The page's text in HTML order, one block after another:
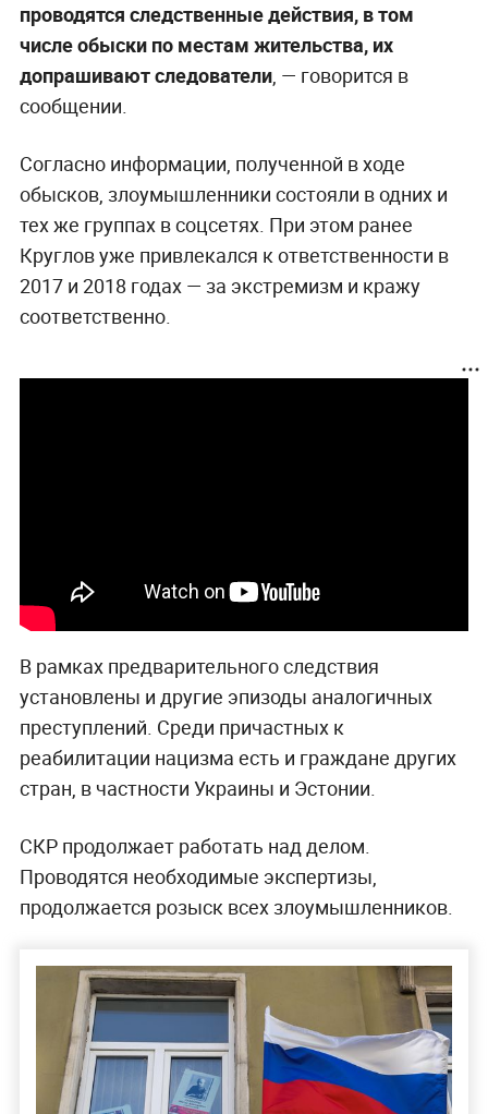
проводятся следственные действия, в том
числе обыски по местам жительства, их
допрашивают следователи, — говорится в
сообщении.
Согласно информации, полученной в ходе
обысков, злоумышленники состояли в одних и
тех же группах в соцсетях. При этом ранее
Круглов уже привлекался к ответственности в
2017 и 2018 годах — за экстремизм и кражу
соответственно.
В рамках предварительного следствия
установлены и другие эпизоды аналогичных
преступлений. Среди причастных к
реабилитации нацизма есть и граждане других
стран, в частности Украины и Эстонии.
СКР продолжает работать над делом.
Проводятся необходимые экспертизы,
продолжается розыск всех злоумышленников.